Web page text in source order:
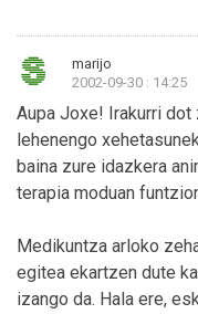
marijo
2002-09-30 : 14:25
Aupa Joxe! Irakurri dot
lehenengo
baina zure idazkera
terapia moduan
Medikuntza arloko
egitea ekartzen dute
izango da. Hala ere,